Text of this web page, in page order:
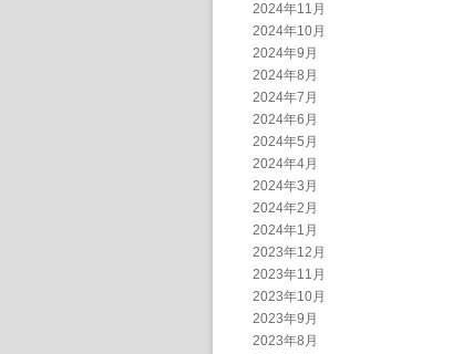
2024年11月
2024年10月
2024年9月
2024年8月
2024年7月
2024年6月
2024年5月
2024年4月
2024年3月
2024年2月
2024年1月
2023年12月
2023年11月
2023年10月
2023年9月
2023年8月